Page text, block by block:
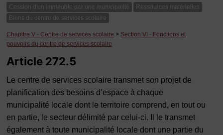
Cession d'un immeuble par une municipalité
Ressources matérielles
Biens du centre de services scolaire
Chapitre V - Centre de services scolaire > Section VI - Fonctions et
pouvoirs du centre de services scolaire
Article 272.5
Le centre de services scolaire transmet son projet de
planification des besoins d’espace à chaque
municipalité locale dont le territoire comprend, en tout ou
en partie, le secteur délimité par celui-ci. Il le transmet
également à toute municipalité locale dont une partie du